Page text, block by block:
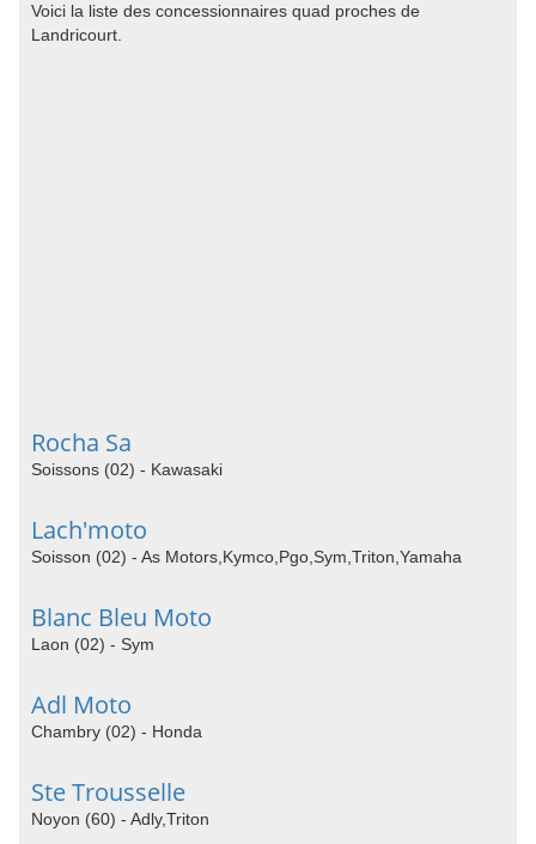
Voici la liste des concessionnaires quad proches de
Landricourt.
Rocha Sa
Soissons (02) - Kawasaki
Lach'moto
Soisson (02) - As Motors,Kymco,Pgo,Sym,Triton,Yamaha
Blanc Bleu Moto
Laon (02) - Sym
Adl Moto
Chambry (02) - Honda
Ste Trousselle
Noyon (60) - Adly,Triton